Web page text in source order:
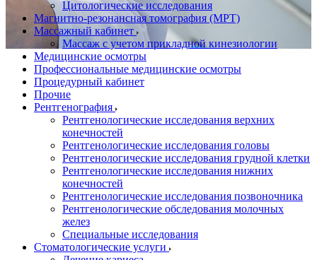
Цитологические исследования
Магнитно-резонансная томография (МРТ)
Массажный кабинет
Массаж с учетом прикладной кинезиологии
Медицинские осмотры
Профессиональные медицинские осмотры
Процедурный кабинет
Прочие
Рентгенография
Рентгенологические исследования верхних
конечностей
Рентгенологические исследования головы
Рентгенологические исследования грудной клетки
Рентгенологические исследования нижних
конечностей
Рентгенологические исследования позвоночника
Рентгенологические обследования молочных
желез
Специальные исследования
Стоматологические услуги